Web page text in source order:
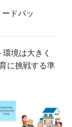
ドバッ
境は大きく
に挑戦する準